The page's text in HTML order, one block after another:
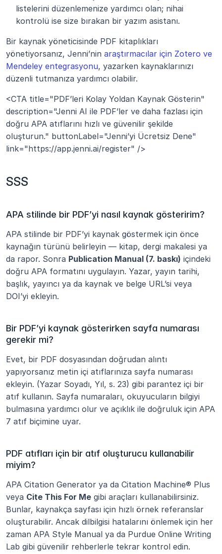
listelerini düzenlemenize yardımcı olan; nihai
kontrolü ise size bırakan bir yazım asistanı.
Bir kaynak yöneticisinde PDF kitaplıkları
yönetiyorsanız, Jenni’nin araştırmacılar için Zotero ve
Mendeley entegrasyonu, yazarken kaynaklarınızı
düzenli tutmanıza yardımcı olabilir.
<CTA title="PDF’leri Kolay Yoldan Kaynak Gösterin"
description="Jenni AI ile PDF’ler ve daha fazlası için
doğru APA atıflarını hızlı ve güvenilir şekilde
oluşturun." buttonLabel="Jenni’yi Ücretsiz Dene"
link="https://app.jenni.ai/register" />
SSS
APA stilinde bir PDF’yi nasıl kaynak gösteririm?
APA stilinde bir PDF’yi kaynak göstermek için önce
kaynağın türünü belirleyin — kitap, dergi makalesi ya
da rapor. Sonra Publication Manual (7. baskı) içindeki
doğru APA formatını uygulayın. Yazar, yayın tarihi,
başlık, yayıncı ya da kaynak ve belge URL’si veya
DOI’yi ekleyin.
Bir PDF’yi kaynak gösterirken sayfa numarası
gerekir mi?
Evet, bir PDF dosyasından doğrudan alıntı
yapıyorsanız metin içi atıflarınıza sayfa numarası
ekleyin. (Yazar Soyadı, Yıl, s. 23) gibi parantez içi bir
atıf kullanın. Sayfa numaraları, okuyucuların bilgiyi
bulmasına yardımcı olur ve açıklık ile doğruluk için APA
7 atıf biçimine uyar.
PDF atıfları için bir atıf oluşturucu kullanabilir
miyim?
APA Citation Generator ya da Citation Machine® Plus
veya Cite This For Me gibi araçları kullanabilirsiniz.
Bunlar, kaynakça sayfası için hızlı örnek referanslar
oluşturabilir. Ancak dilbilgisi hatalarını önlemek için her
zaman APA Style Manual ya da Purdue Online Writing
Lab gibi güvenilir rehberlerle tekrar kontrol edin.